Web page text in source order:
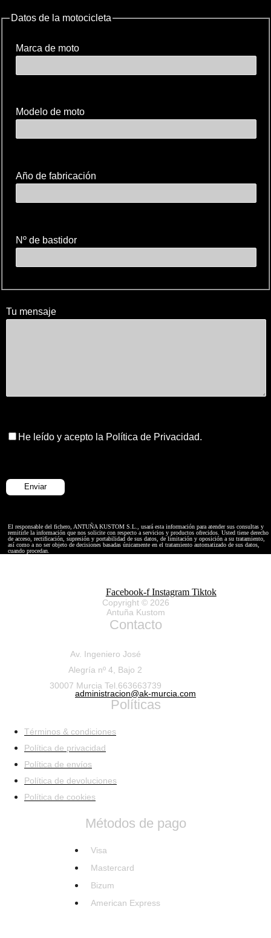
Datos de la motocicleta
Marca de moto
Modelo de moto
Año de fabricación
Nº de bastidor
Tu mensaje
He leído y acepto la Política de Privacidad.
El responsable del fichero, ANTUÑA KUSTOM S.L., usará esta información para atender sus consultas y
remitirle la información que nos solicite con respecto a servicios y productos ofrecidos. Usted tiene derecho
de acceso, rectificación, supresión y portabilidad de sus datos, de limitación y oposición a su tratamiento,
así como a no ser objeto de decisiones basadas únicamente en el tratamiento automatizado de sus datos,
cuando procedan.
Facebook-f Instagram Tiktok
Copyright © 2026
Antuña Kustom
Contacto
Av. Ingeniero José
Alegría nº 4, Bajo 2
30007 Murcia Tel.663663739
administracion@ak-murcia.com
Políticas
Términos & condiciones
Política de privacidad
Política de envíos
Política de devoluciones
Política de cookies
Métodos de pago
Visa
Mastercard
Bizum
American Express